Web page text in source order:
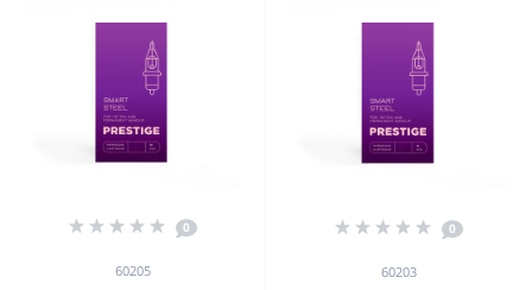
0
60205
0
60203